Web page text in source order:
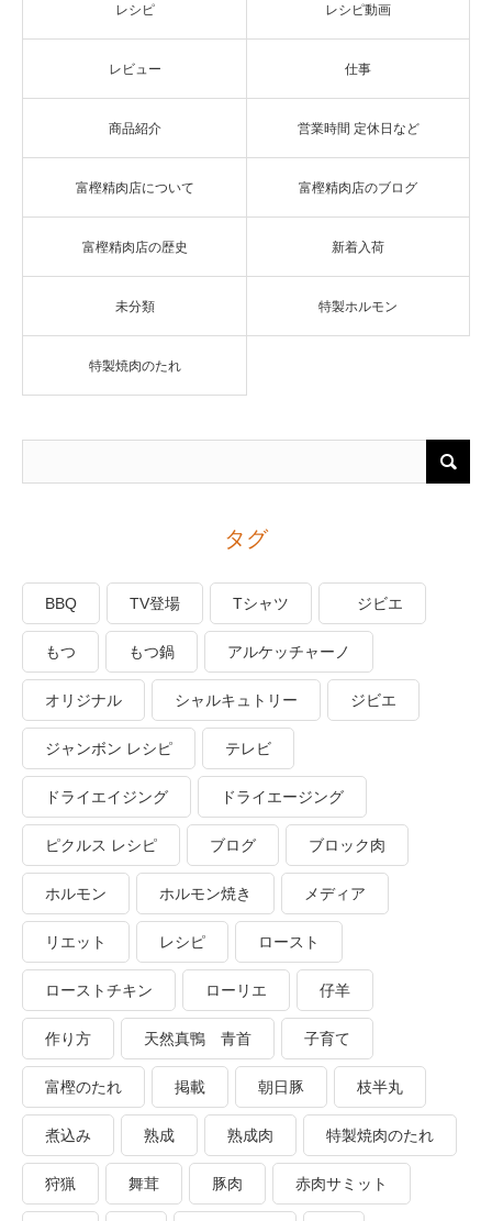
レシピ レシピ動画
レビュー 仕事
商品紹介 営業時間 定休日など
富樫精肉店について 富樫精肉店のブログ
富樫精肉店の歴史 新着入荷
未分類 特製ホルモン
特製焼肉のたれ
タグ
BBQ TV登場 Tシャツ ジビエ
もつ もつ鍋 アルケッチャーノ
オリジナル シャルキュトリー ジビエ
ジャンボン レシピ テレビ
ドライエイジング ドライエージング
ピクルス レシピ ブログ ブロック肉
ホルモン ホルモン焼き メディア
リエット レシピ ロースト
ローストチキン ローリエ 仔羊
作り方 天然真鴨 青首 子育て
富樫のたれ 掲載 朝日豚 枝半丸
煮込み 熟成 熟成肉 特製焼肉のたれ
狩猟 舞茸 豚肉 赤肉サミット